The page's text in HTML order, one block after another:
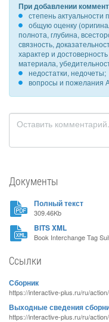
При добавлении
степень актуальности
общую оценку
полнота, глубина,
связность,
характер и
материала,
недостатки, недочеты;
вопросы и пожелания
Документы
Полный текст
309.46Kb
BITS XML
Book Interchange Tag
Ссылки
Сборник
https://interactive-plus.ru/ru/
Выходные сведения
https://interactive-plus.ru/ru/